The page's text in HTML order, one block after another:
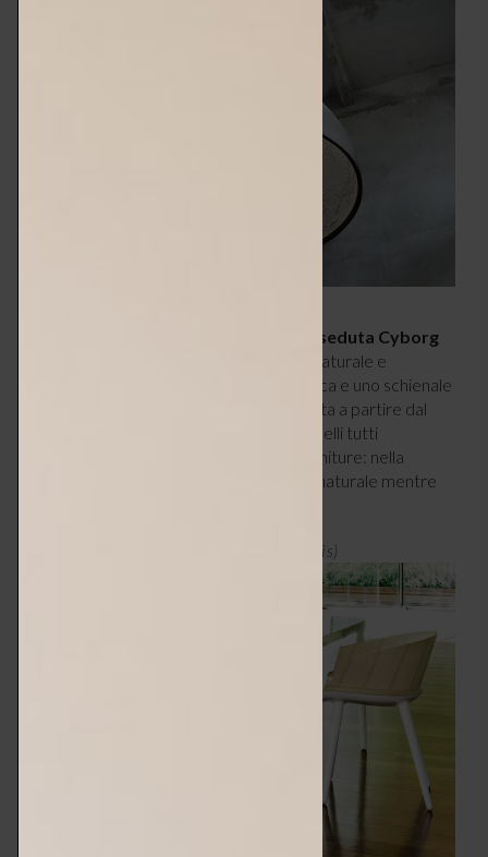
seduta Cyborg
per Magis che sintetizza due concetti: il naturale e
l’artificiale, tradotti in una scocca in plastica e uno schienale
realizzato con prodotti naturali. Progettata a partire dal
2012, negli anni si è evoluta in diversi modelli tutti
caratterizzati dalla dualità di materiali o finiture: nella
versione “stick” lo schienale è in frassino naturale mentre
Magis)